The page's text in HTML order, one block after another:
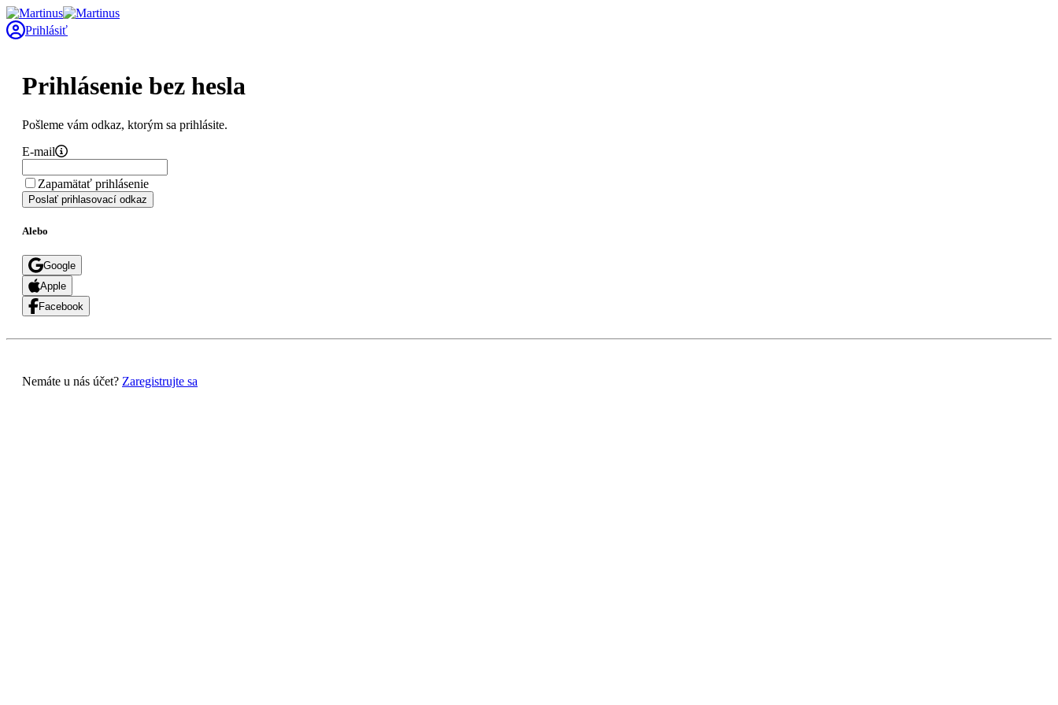
Prihlásiť
Prihlásenie bez hesla
Pošleme vám odkaz, ktorým sa prihlásite.
E-mail
Zapamätať prihlásenie
Poslať prihlasovací odkaz
Alebo
Google
Apple
Facebook
Nemáte u nás účet? Zaregistrujte sa